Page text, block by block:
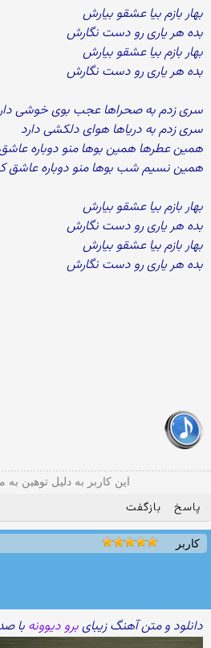
بهار بازم بیا عشقو بیارش
بده هر یاری رو دست نگارش
بهار بازم بیا عشقو بیارش
بده هر یاری رو دست نگارش
سری زدم به صحراها عجب بوی خوشی
سری زدم به دریاها هوای دلکشی دارد
همین عطرها همین بوها منو دوباره
همین نسیم شب بوها منو دوباره عاشق
بهار بازم بیا عشقو بیارش
بده هر یاری رو دست نگارش
بهار بازم بیا عشقو بیارش
بده هر یاری رو دست نگارش
این کاربر به دلیل توهین
پاسخ بازگفت
کاربر
دانلود و متن آهنگ زیبایبرو دیوونه با